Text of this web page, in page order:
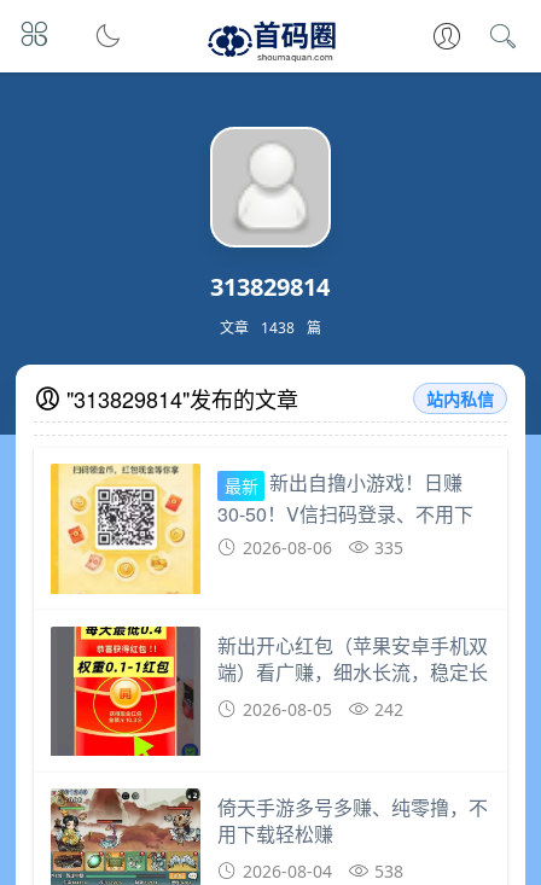
313829814
文章 1438 篇
"313829814"发布的文章 站内私信
最新 新出自撸小游戏！日赚
30-50！V信扫码登录、不用下
载 2026-08-06 335
新出开心红包（苹果安卓手机双
端）看广赚，细水长流，稳定长
久 2026-08-05 242
倚天手游多号多赚、纯零撸，不
用下载轻松赚
2026-08-04 538